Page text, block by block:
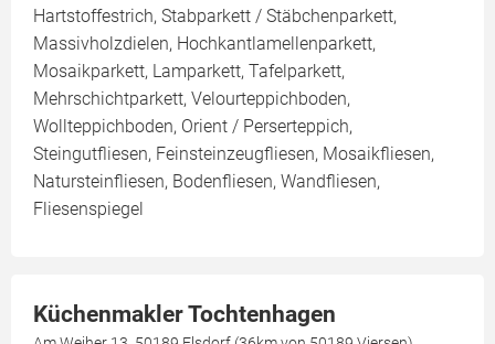
Hartstoffestrich, Stabparkett / Stäbchenparkett,
Massivholzdielen, Hochkantlamellenparkett,
Mosaikparkett, Lamparkett, Tafelparkett,
Mehrschichtparkett, Velourteppichboden,
Wollteppichboden, Orient / Perserteppich,
Steingutfliesen, Feinsteinzeugfliesen, Mosaikfliesen,
Natursteinfliesen, Bodenfliesen, Wandfliesen,
Fliesenspiegel
Küchenmakler Tochtenhagen